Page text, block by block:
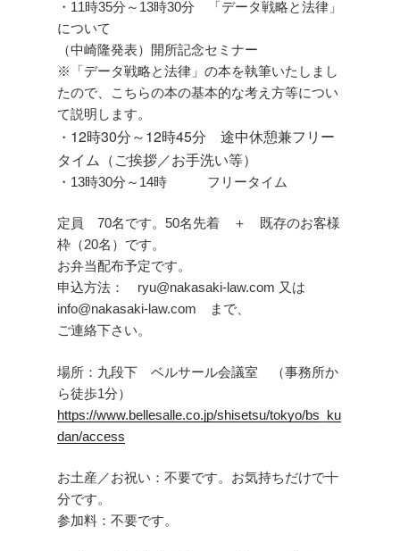
・11時35分～13時30分 「データ戦略と法律」
について
（中崎隆発表）開所記念セミナー
※「データ戦略と法律」の本を執筆いたしまし
たので、こちらの本の基本的な考え方等につい
て説明します。
・ 12時30分～12時45分 途中休憩兼フリー
タイム（ご挨拶／お手洗い等）
・13時30分～14時 フリータイム
定員 70名です。50名先着 ＋ 既存のお客様
枠（20名）です。
お弁当配布予定です。
申込方法： ryu@nakasaki-law.com 又は
info@nakasaki-law.com まで、
ご連絡下さい。
場所：九段下 ベルサール会議室 （事務所か
ら徒歩1分）
https://www.bellesalle.co.jp/shisetsu/tokyo/bs_ku
dan/access
お土産／お祝い：不要です。お気持ちだけで十
分です。
参加料：不要です。